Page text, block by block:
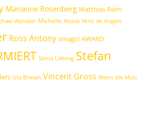
Marianne Rosenberg Matthias Reim
Wendler Michelle Nicole Nino de Angelo
Ross Antony smago! AWARD
Sonia Liebing Stefan
Uta Bresan Vincent Gross Wenn die Musi